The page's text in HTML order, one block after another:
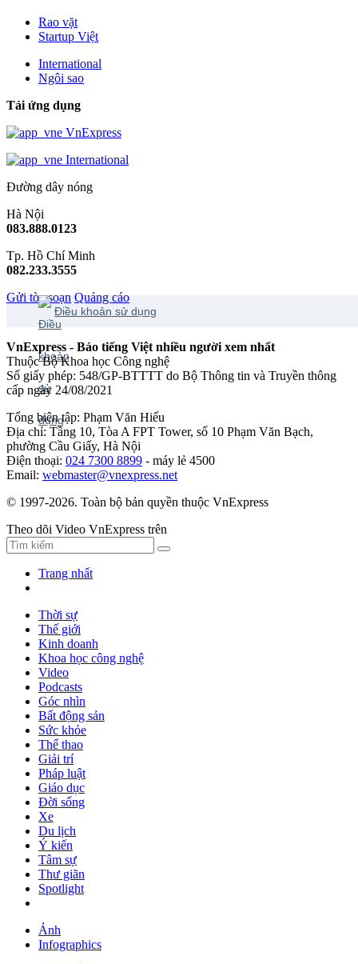
Rao vặt
Startup Việt
International
Ngôi sao
Tải ứng dụng
VnExpress
International
Đường dây nóng
Hà Nội
083.888.0123
Tp. Hồ Chí Minh
082.233.3555
Gửi tòa soạn Quảng cáo
Điều khoản sử dụng
VnExpress - Báo tiếng Việt nhiều người xem nhất
Thuộc Bộ Khoa học Công nghệ
Số giấy phép: 548/GP-BTTTT do Bộ Thông tin và Truyền thông
cấp ngày 24/08/2021
Tổng biên tập: Phạm Văn Hiếu
Địa chỉ: Tầng 10, Tòa A FPT Tower, số 10 Phạm Văn Bạch,
phường Cầu Giấy, Hà Nội
Điện thoại: 024 7300 8899 - máy lẻ 4500
Email: webmaster@vnexpress.net
© 1997-2026. Toàn bộ bản quyền thuộc VnExpress
Theo dõi Video VnExpress trên
Trang nhất
Thời sự
Thế giới
Kinh doanh
Khoa học công nghệ
Video
Podcasts
Góc nhìn
Bất động sản
Sức khỏe
Thể thao
Giải trí
Pháp luật
Giáo dục
Đời sống
Xe
Du lịch
Ý kiến
Tâm sự
Thư giãn
Spotlight
Ảnh
Infographics